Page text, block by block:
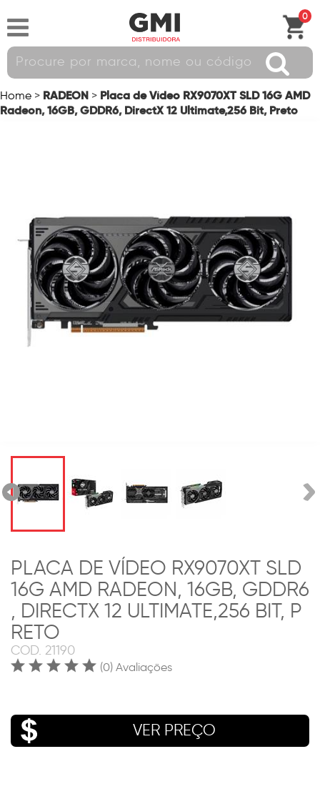
0
Home > RADEON > Placa de Vídeo RX9070XT SLD 16G AMD
Radeon, 16GB, GDDR6, DirectX 12 Ultimate,256 Bit, Preto
PLACA DE VÍDEO RX9070XT SLD
16G AMD RADEON, 16GB, GDDR6
, DIRECTX 12 ULTIMATE,256 BIT, P
RETO
COD. 21190
(0) Avaliações
VER PREÇO